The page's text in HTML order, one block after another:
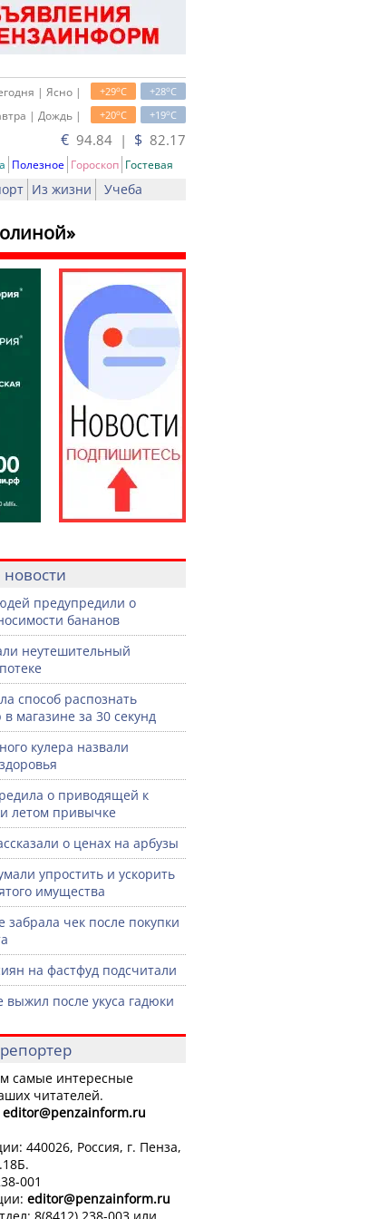
+28oC
+29oC
| Ясно |
+19oC
+20oC
| Дождь |
€ 94.84 | $ 82.17
Полезное Гороскоп Гостевая
Из жизни Учеба
предупредили о
бананов
неутешительный
способ распознать
в магазине за 30 секунд
кулера назвали
о приводящей к
летом привычке
о ценах на арбузы
упростить и ускорить
имущества
забрала чек после покупки
на фастфуд подсчитали
выжил после укуса гадюки
самые интересные
читателей.
editor@penzainform.ru
440026, Россия, г. Пенза,
001
editor@penzainform.ru